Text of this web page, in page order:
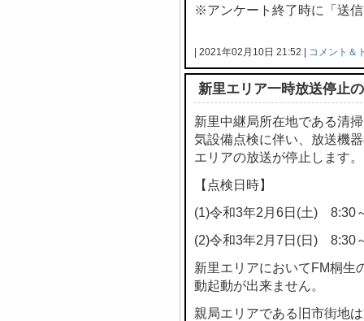
※アンケート終了時に「送
| 2021年02月10日 21:52 | コメント＆
新里エリア一時放送停止
新里中継局所在地である清
気設備点検に伴い、放送機
エリアの放送が停止します。
【点検日時】
(1)令和3年2月6日(土) 8:30
(2)令和3年2月7日(日) 8:30
新里エリアにおいてFM桐生
動起動が出来ません。
親局エリアである旧市街地